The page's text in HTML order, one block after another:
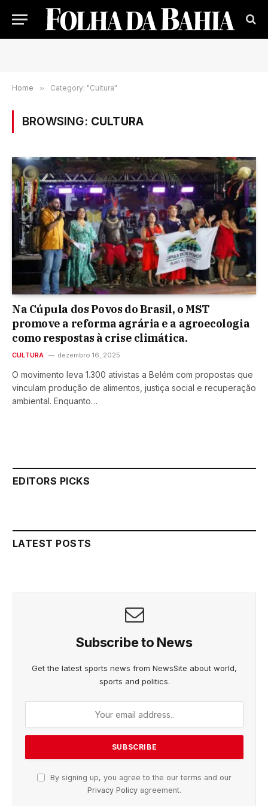
Home » Category: "Cultura"
BROWSING: CULTURA
Na Cúpula dos Povos do Brasil, o MST
promove a reforma agrária e a agroecologia
como respostas à crise climática.
CULTURA dezembro 16, 2025
O movimento leva 1.300 ativistas a Belém com propostas que
vinculam produção de alimentos, justiça social e recuperação
ambiental. Enquanto…
EDITORS PICKS
LATEST POSTS
Subscribe to News
Get the latest sports news from NewsSite about world,
sports and politics.
By signing up, you agree to the our terms and our
Privacy Policy agreement.